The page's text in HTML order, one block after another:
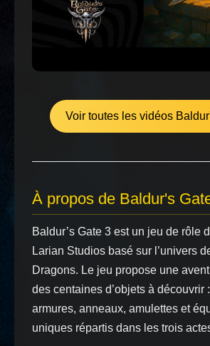
Voir toutes les vidéos
À propos de Baldur's
Baldur’s Gate 3 est un jeu de rôle
Larian Studios basé sur l’univers
Dragons. Le jeu propose une
des centaines d’objets à découvrir
armures, anneaux, amulettes et
uniques répartis dans les trois